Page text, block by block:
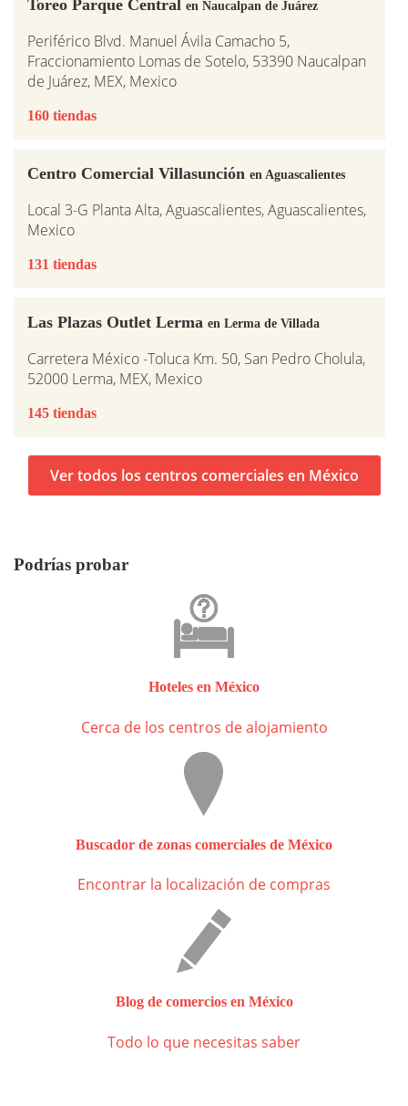
Toreo Parque Central en Naucalpan de Juárez
Periférico Blvd. Manuel Ávila Camacho 5,
Fraccionamiento Lomas de Sotelo, 53390 Naucalpan
de Juárez, MEX, Mexico
160 tiendas
Centro Comercial Villasunción en Aguascalientes
Local 3-G Planta Alta, Aguascalientes, Aguascalientes,
Mexico
131 tiendas
Las Plazas Outlet Lerma en Lerma de Villada
Carretera México -Toluca Km. 50, San Pedro Cholula,
52000 Lerma, MEX, Mexico
145 tiendas
Ver todos los centros comerciales en México
Podrías probar
Hoteles en México
Cerca de los centros de alojamiento
Buscador de zonas comerciales de México
Encontrar la localización de compras
Blog de comercios en México
Todo lo que necesitas saber